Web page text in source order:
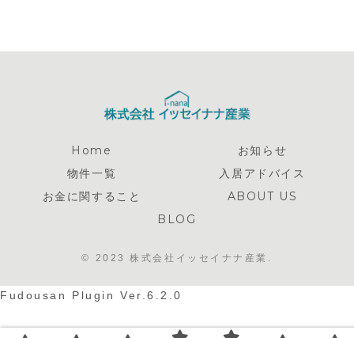
Home
お知らせ
物件一覧
入居アドバイス
お金に関すること
ABOUT US
BLOG
© 2023 株式会社イッセイナナ産業.
Fudousan Plugin Ver.6.2.0